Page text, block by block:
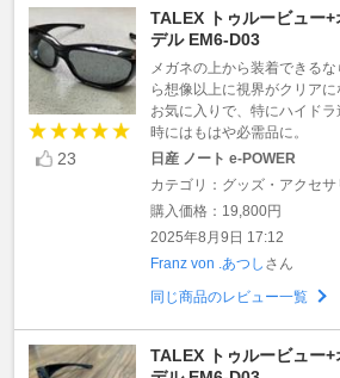
23
TALEX トゥルービュー
デル EM6-D03
メガネの上から装着できる
ら想像以上に視界がクリア
お気に入りで、特にハイド
時にはもはや必需品に。
日産 ノート e-POWER
カテゴリ：グッズ・アクセサ
購入価格：19,800円
2025年8月9日 17:12
Franz von .あつし さん
同じ商品のレビュー一覧
TALEX トゥルービュー